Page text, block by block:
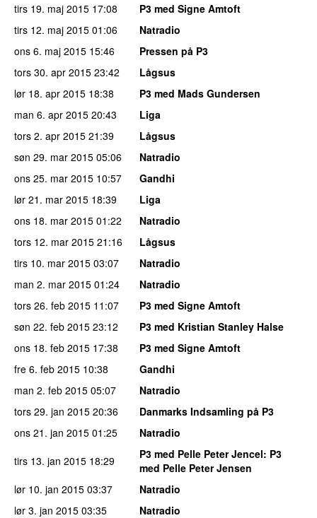
tirs 19. maj 2015 17:08
P3 med Signe Amtoft
tirs 12. maj 2015 01:06
Natradio
ons 6. maj 2015 15:46
Pressen på P3
tors 30. apr 2015 23:42
Lågsus
lør 18. apr 2015 18:38
P3 med Mads Gundersen
man 6. apr 2015 20:43
Liga
tors 2. apr 2015 21:39
Lågsus
søn 29. mar 2015 05:06
Natradio
ons 25. mar 2015 10:57
Gandhi
lør 21. mar 2015 18:39
Liga
ons 18. mar 2015 01:22
Natradio
tors 12. mar 2015 21:16
Lågsus
tirs 10. mar 2015 03:07
Natradio
man 2. mar 2015 01:24
Natradio
tors 26. feb 2015 11:07
P3 med Signe Amtoft
søn 22. feb 2015 23:12
P3 med Kristian Stanley Halse
ons 18. feb 2015 17:38
P3 med Signe Amtoft
fre 6. feb 2015 10:38
Gandhi
man 2. feb 2015 05:07
Natradio
tors 29. jan 2015 20:36
Danmarks Indsamling på P3
ons 21. jan 2015 01:25
Natradio
tirs 13. jan 2015 18:29 P3 med Pelle Peter Jencel: P3
med Pelle Peter Jensen
lør 10. jan 2015 03:37
Natradio
lør 3. jan 2015 03:35
Natradio